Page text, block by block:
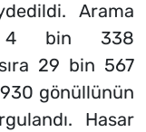
Arama
4 bin 338
29 bin 567
gönüllünün
Hasar